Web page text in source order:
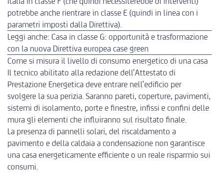
potrebbe anche rientrare in classe E (quindi in linea con i
parametri imposti dalla Direttiva).
Leggi anche: Casa in classe G: opportunità e trasformazione
con la nuova Direttiva europea case green
Come si misura il livello di consumo energetico di una casa
Il tecnico abilitato alla redazione dell’Attestato di
Prestazione Energetica deve entrare nell’edificio per
svolgere la sua perizia. Saranno pareti, coperture, pavimenti,
sistemi di isolamento, porte e finestre, infissi e confini delle
mura gli elementi che influiranno sul risultato finale.
La presenza di pannelli solari, del riscaldamento a
pavimento e della caldaia a condensazione non garantisce
una casa energeticamente efficiente o un reale risparmio sui
consumi.